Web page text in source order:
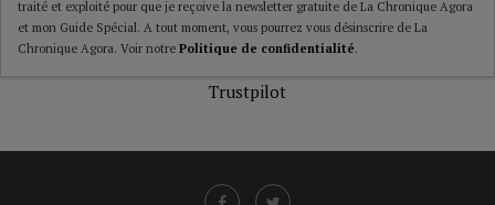
traité et exploité pour que je reçoive la newsletter gratuite de La Chronique Agora
et mon Guide Spécial. A tout moment, vous pourrez vous désinscrire de La
Chronique Agora. Voir notre Politique de confidentialité.
Trustpilot